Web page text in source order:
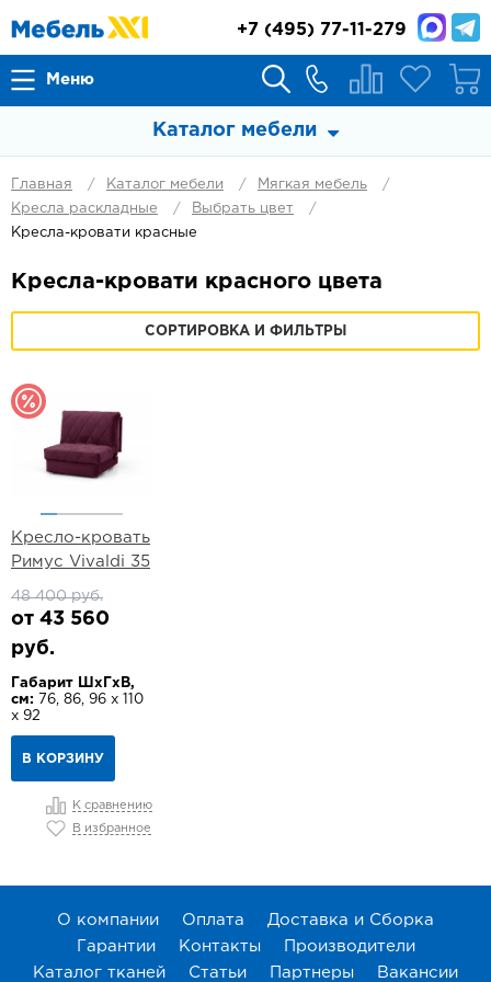
Меню
+7 (495) 77-11-279
Каталог мебели
Главная Каталог мебели
Мягкая мебель
Кресла раскладные
Выбрать цвет
Кресла-кровати красные
Кресла-кровати красного цвета
СОРТИРОВКА И ФИЛЬТРЫ
Кресло-кровать
Римус Vivaldi 35
48 400 руб.
от 43 560
руб.
Габарит ШхГхВ,
см: 76, 86, 96 х 110
х 92
В КОРЗИНУ
К сравнению
В избранное
О компании Оплата
Доставка и Сборка
Гарантии
Контакты
Производители
Каталог тканей
Статьи Партнеры Вакансии